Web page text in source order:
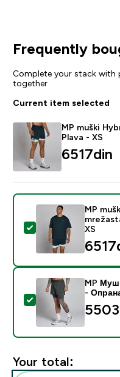
Frequently
Complete your stack
together
Current item selected
MP muški
Plava - XS
6517din‎
Select this
MP
XS
Select this
MP
-
Your total: